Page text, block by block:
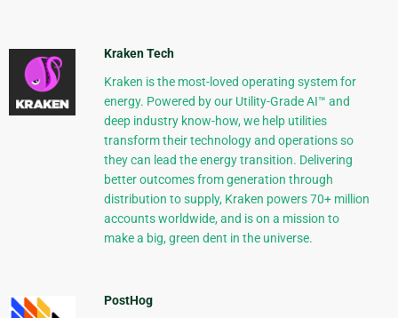
Kraken Tech
Kraken is the most-loved operating system for
energy. Powered by our Utility-Grade AI™ and
deep industry know-how, we help utilities
transform their technology and operations so
they can lead the energy transition. Delivering
better outcomes from generation through
distribution to supply, Kraken powers 70+ million
accounts worldwide, and is on a mission to
make a big, green dent in the universe.
PostHog